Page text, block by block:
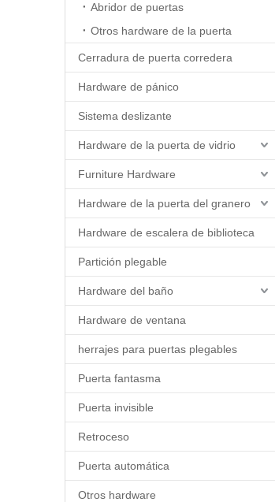
Abridor de puertas
Otros hardware de la puerta
Cerradura de puerta corredera
Hardware de pánico
Sistema deslizante
Hardware de la puerta de vidrio
Furniture Hardware
Hardware de la puerta del granero
Hardware de escalera de biblioteca
Partición plegable
Hardware del baño
Hardware de ventana
herrajes para puertas plegables
Puerta fantasma
Puerta invisible
Retroceso
Puerta automática
Otros hardware